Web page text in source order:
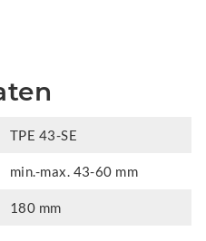
TPE 43-SE
min.-max. 43-60 mm
180 mm